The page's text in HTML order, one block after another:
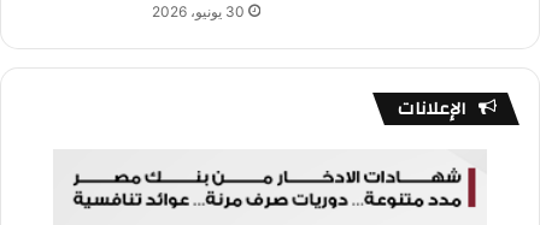
30 يونيو، 2026
الإعلانات